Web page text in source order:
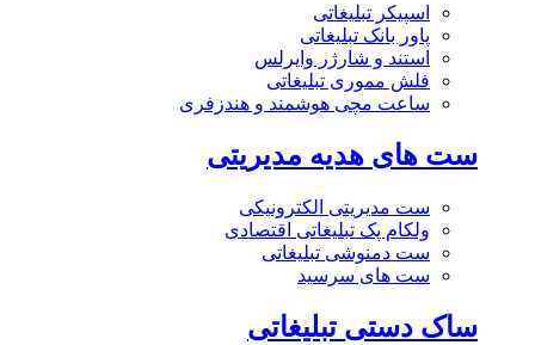
اسپیکر تبلیغاتی
پاور بانک تبلیغاتی
استند و شارژر وایرلس
فلش مموری تبلیغاتی
ساعت مچی هوشمند و هندزفری
ست های هدیه مدیریتی
ست مدیریتی الکترونیکی
ولکام پک تبلیغاتی اقتصادی
ست دمنوشی تبلیغاتی
ست های سرسید
ساک دستی تبلیغاتی